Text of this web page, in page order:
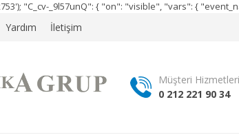
"C_cv-_9l57unQ": { "on": "visible", "vars": {
Yardım İletişim
Müşteri Hizmetleri
0 212 221 90 34